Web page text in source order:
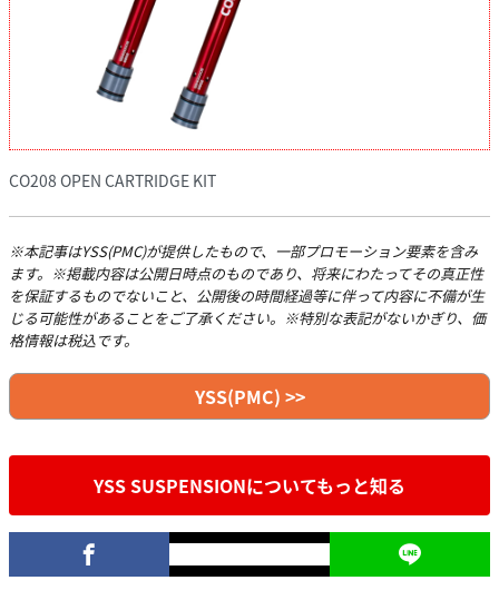
CO208 OPEN CARTRIDGE KIT
※本記事はYSS(PMC)が提供したもので、一部プロモーション要素を含み
ます。※掲載内容は公開日時点のものであり、将来にわたってその真正性
を保証するものでないこと、公開後の時間経過等に伴って内容に不備が生
じる可能性があることをご了承ください。※特別な表記がないかぎり、価
格情報は税込です。
YSS(PMC) >>
YSS SUSPENSIONについてもっと知る